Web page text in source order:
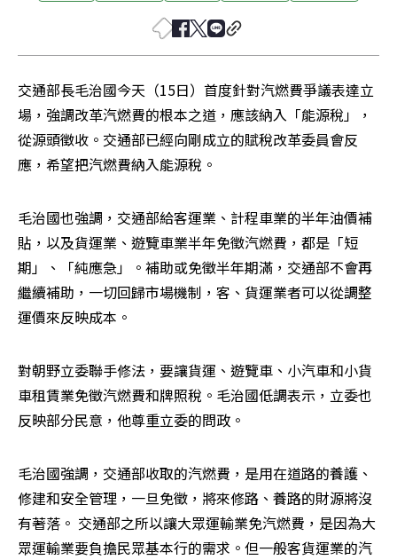
交通部長毛治國今天（15日）首度針對汽燃費爭議表達立
場，強調改革汽燃費的根本之道，應該納入「能源稅」，
從源頭徵收。交通部已經向剛成立的賦稅改革委員會反
應，希望把汽燃費納入能源稅。
毛治國也強調，交通部給客運業、計程車業的半年油價補
貼，以及貨運業、遊覽車業半年免徵汽燃費，都是「短
期」、「純應急」。補助或免徵半年期滿，交通部不會再
繼續補助，一切回歸市場機制，客、貨運業者可以從調整
運價來反映成本。
對朝野立委聯手修法，要讓貨運、遊覽車、小汽車和小貨
車租賃業免徵汽燃費和牌照稅。毛治國低調表示，立委也
反映部分民意，他尊重立委的問政。
毛治國強調，交通部收取的汽燃費，是用在道路的養護、
修建和安全管理，一旦免徵，將來修路、養路的財源將沒
有著落。 交通部之所以讓大眾運輸業免汽燃費，是因為大
眾運輸業要負擔民眾基本行的需求。但一般客貨運業的汽